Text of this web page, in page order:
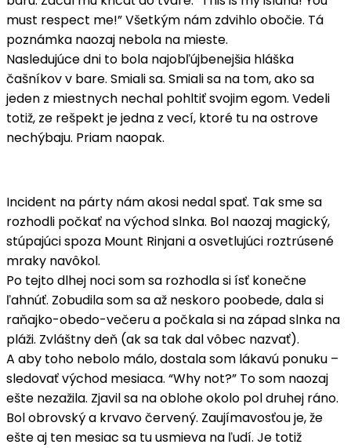
must respect me!” Všetkým nám zdvihlo obočie. Tá
poznámka naozaj nebola na mieste.
Nasledujúce dni to bola najobľújbenejšia hláška
čašníkov v bare. Smiali sa. Smiali sa na tom, ako sa
jeden z miestnych nechal pohltiť svojim egom. Vedeli
totiž, ze rešpekt je jedna z vecí, ktoré tu na ostrove
nechýbaju. Priam naopak.
Incident na párty nám akosi nedal spať. Tak sme sa
rozhodli počkať na východ slnka. Bol naozaj magický,
stúpajúci spoza Mount Rinjani a osvetlujúci roztrúsené
mraky navôkol.
Po tejto dlhej noci som sa rozhodla si ísť konečne
ľahnúť. Zobudila som sa až neskoro poobede, dala si
raňajko-obedo-večeru a počkala si na západ slnka na
pláži. Zvláštny deň (ak sa tak dal vôbec nazvať).
A aby toho nebolo málo, dostala som lákavú ponuku –
sledovať východ mesiaca. “Why not?” To som naozaj
ešte nezažila. Zjavil sa na oblohe okolo pol druhej ráno.
Bol obrovský a krvavo červený. Zaujímavosťou je, že
ešte aj ten mesiac sa tu usmieva na ľudí. Je totiž